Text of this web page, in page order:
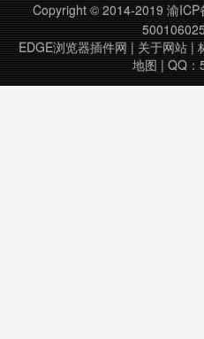
Instagram。✓……
Copyright © 2014-2019 渝ICP
EDGE浏览器插件网 | 关于网站|
地图 | QQ